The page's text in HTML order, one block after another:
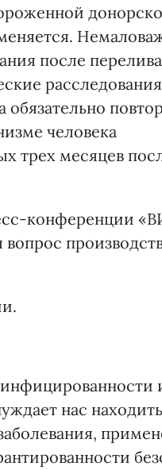
после
человека
трех месяцев
конференции
нас находить